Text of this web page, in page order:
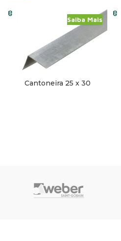
Cantoneira 25 x 30
Saiba Mais